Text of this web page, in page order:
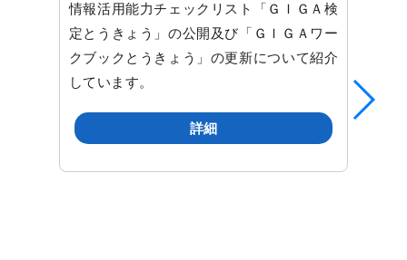
情報活用能力チェックリスト「ＧＩＧＡ検
定とうきょう」の公開及び「ＧＩＧＡワー
クブックとうきょう」の更新について紹介
しています。
詳細